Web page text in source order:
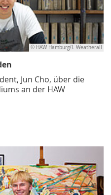
© HAW Hamburg/I. Weatherall
Jun Cho, über die
an der HAW